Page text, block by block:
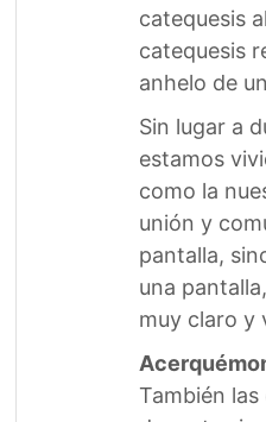
catequesis
catequesis
anhelo de
Sin lugar a
estamos
como la
unión y
pantalla,
una
muy claro y
También